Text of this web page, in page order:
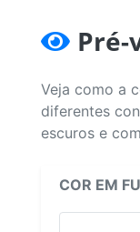
Pré-
Veja como a
diferentes
escuros e
COR EM